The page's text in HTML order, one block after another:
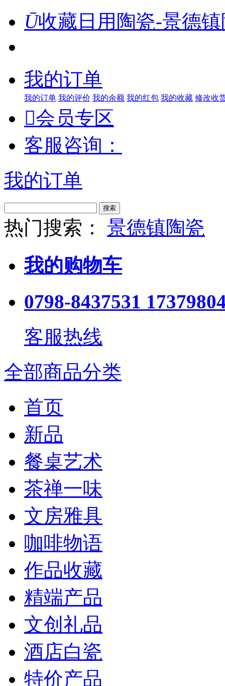
Ū收藏日用陶瓷-景德
我的订单
我的订单 我的评价 我的余额 我的红包 我的收藏 修改收
会员专区
客服咨询：
我的订单
搜索
热门搜索：
景德镇陶瓷
我的购物车
0798-8437531
客服热线
全部商品分类
首页
新品
餐桌艺术
茶禅一味
文房雅具
咖啡物语
作品收藏
精端产品
文创礼品
酒店白瓷
特价产品